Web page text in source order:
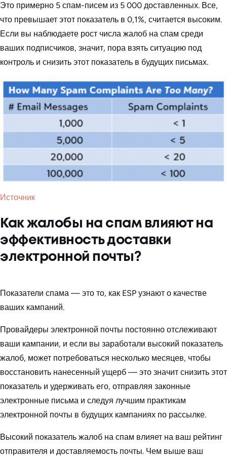
Это примерно 5 спам-писем из 5 000 доставленных. Все,
что превышает этот показатель в 0,1%, считается высоким.
Если вы наблюдаете рост числа жалоб на спам среди
ваших подписчиков, значит, пора взять ситуацию под
контроль и снизить этот показатель в будущих письмах.
Источник
Как жалобы на спам влияют на
эффективность доставки
электронной почты?
Показатели спама — это то, как ESP узнают о качестве
ваших кампаний.
Провайдеры электронной почты постоянно отслеживают
ваши кампании, и если вы заработали высокий показатель
жалоб, может потребоваться несколько месяцев, чтобы
восстановить нанесенный ущерб — это значит снизить этот
показатель и удерживать его, отправляя законные
электронные письма и следуя лучшим практикам
электронной почты в будущих кампаниях по рассылке.
Высокий показатель жалоб на спам влияет на ваш рейтинг
отправителя и доставляемость почты. Чем выше ваш